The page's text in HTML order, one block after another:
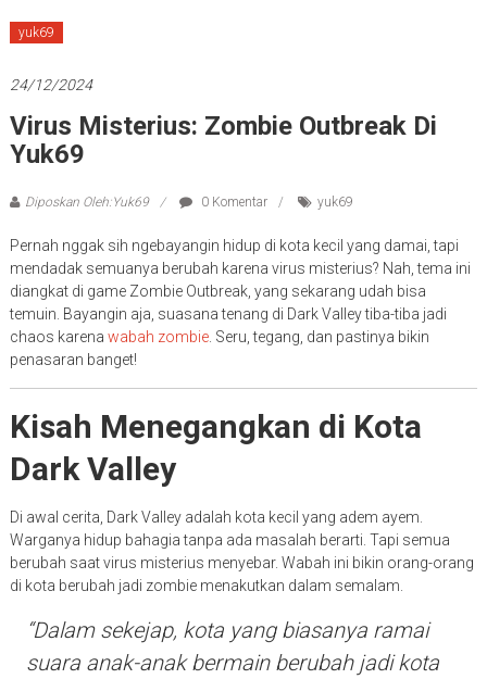
teraman,
terpercaya,
terbaik,
termurah
dan
paling
gacor
dari
server
Indonesia
yuk69
24/12/2024
Virus Misterius: Zombie Outbreak Di
Yuk69
Diposkan Oleh:Yuk69 0 Komentar yuk69
Pernah nggak sih ngebayangin hidup di kota kecil yang damai, tapi
mendadak semuanya berubah karena virus misterius? Nah, tema ini
diangkat di game Zombie Outbreak, yang sekarang udah bisa
temuin. Bayangin aja, suasana tenang di Dark Valley tiba-tiba jadi
chaos karena wabah zombie. Seru, tegang, dan pastinya bikin
penasaran banget!
Kisah Menegangkan di Kota
Dark Valley
Di awal cerita, Dark Valley adalah kota kecil yang adem ayem.
Warganya hidup bahagia tanpa ada masalah berarti. Tapi semua
berubah saat virus misterius menyebar. Wabah ini bikin orang-orang
di kota berubah jadi zombie menakutkan dalam semalam.
“Dalam sekejap, kota yang biasanya ramai
suara anak-anak bermain berubah jadi kota